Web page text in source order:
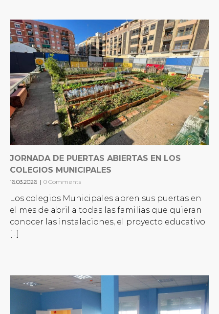
JORNADA DE PUERTAS ABIERTAS EN LOS
COLEGIOS MUNICIPALES
16.03.2026 | 0 Comments
Los colegios Municipales abren sus puertas en
el mes de abril a todas las familias que quieran
conocer las instalaciones, el proyecto educativo
[...]